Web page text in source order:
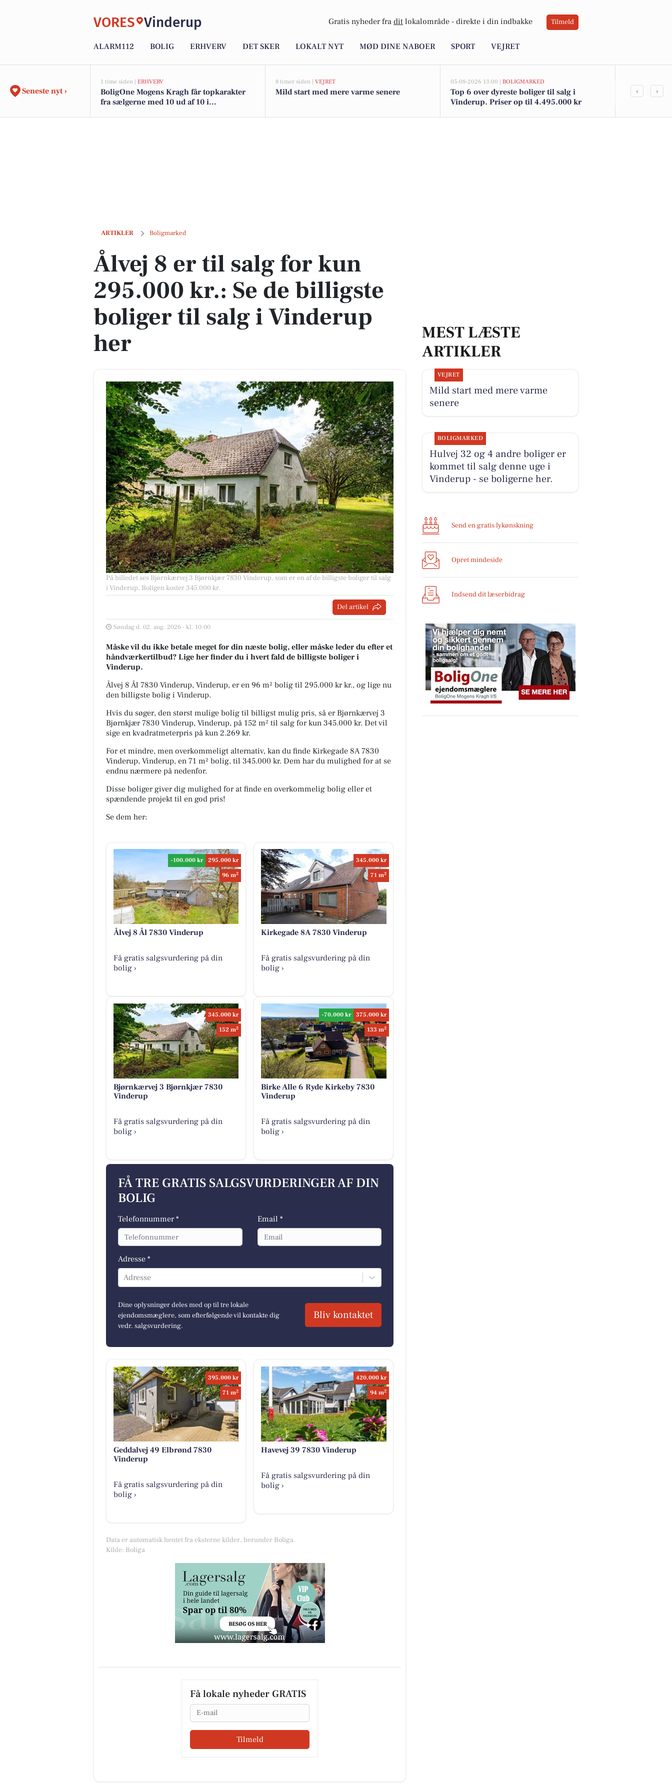
VORES Vinderup Gratis nyheder fra dit lokalområde - direkte i din indbakke Tilmeld
ALARM112 BOLIG ERHVERV DET SKER LOKALT NYT MØD DINE NABOER SPORT VEJRET
Seneste nyt ›
1 time siden | ERHVERV
BoligOne Mogens Kragh får topkarakter
fra sælgerne med 10 ud af 10 i
8 timer siden | VEJRET
Mild start med mere varme senere
05-08-2026 13:00 | BOLIGMARKED
Top 6 over dyreste boliger til salg i
Vinderup. Priser op til 4.495.000 kr
‹ ›
ARTIKLER Boligmarked
Ålvej 8 er til salg for kun 295.000 kr.: Se de billigste boliger til salg i Vinderup her
Ålvej 8 er til salg for kun
295.000 kr.: Se de billigste
boliger til salg i Vinderup
her
På billedet ses Bjørnkærvej 3 Bjørnkjær 7830 Vinderup, som er en af de billigste boliger til salg
i Vinderup. Boligen koster 345.000 kr.
Del artikel
Søndag d. 02. aug. 2026 - kl. 10:00
Måske vil du ikke betale meget for din næste bolig, eller måske leder du efter et
håndværkertilbud? Lige her finder du i hvert fald de billigste boliger i
Vinderup.
Ålvej 8 Ål 7830 Vinderup, Vinderup, er en 96 m² bolig til 295.000 kr kr., og lige nu
den billigste bolig i Vinderup.
Hvis du søger, den størst mulige bolig til billigst mulig pris, så er Bjørnkærvej 3
Bjørnkjær 7830 Vinderup, Vinderup, på 152 m² til salg for kun 345.000 kr. Det vil
sige en kvadratmeterpris på kun 2.269 kr.
For et mindre, men overkommeligt alternativ, kan du finde Kirkegade 8A 7830
Vinderup, Vinderup, en 71 m² bolig, til 345.000 kr. Dem har du mulighed for at se
endnu nærmere på nedenfor.
Disse boliger giver dig mulighed for at finde en overkommelig bolig eller et
spændende projekt til en god pris!
Se dem her:
-100.000 kr
295.000 kr
96 m2
Ålvej 8 Ål 7830 Vinderup
Få gratis salgsvurdering på din
bolig ›
345.000 kr
71 m2
Kirkegade 8A 7830 Vinderup
Få gratis salgsvurdering på din
bolig ›
345.000 kr
152 m2
Bjørnkærvej 3 Bjørnkjær 7830
Vinderup
Få gratis salgsvurdering på din
bolig ›
-70.000 kr
375.000 kr
133 m2
Birke Alle 6 Ryde Kirkeby 7830
Vinderup
Få gratis salgsvurdering på din
bolig ›
FÅ TRE GRATIS SALGSVURDERINGER AF DIN
BOLIG
Telefonnummer * Email *
Adresse *
Adresse
Dine oplysninger deles med op til tre lokale
ejendomsmæglere, som efterfølgende vil kontakte dig
vedr. salgsvurdering.
Bliv kontaktet
395.000 kr
71 m2
Geddalvej 49 Elbrønd 7830
Vinderup
Få gratis salgsvurdering på din
bolig ›
420.000 kr
94 m2
Havevej 39 7830 Vinderup
Få gratis salgsvurdering på din
bolig ›
Data er automatisk hentet fra eksterne kilder, herunder Boliga.
Kilde: Boliga
Få lokale nyheder GRATIS
Email
Tilmeld
MEST LÆSTE
ARTIKLER
VEJRET
Mild start med mere varme
senere
BOLIGMARKED
Hulvej 32 og 4 andre boliger er
kommet til salg denne uge i
Vinderup - se boligerne her.
Send en gratis lykønskning
Opret mindeside
Indsend dit læserbidrag